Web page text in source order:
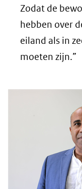
Zodat de
hebben over
eiland als in
moeten zijn.”